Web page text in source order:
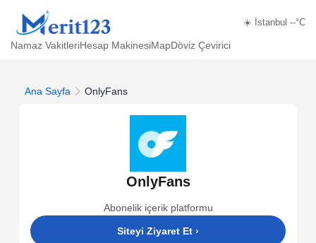
☀️ İstanbul --°C
Namaz VakitleriHesap MakinesiMapDöviz Çevirici
Ana Sayfa OnlyFans
OnlyFans
Abonelik içerik platformu
Siteyi Ziyaret Et ›